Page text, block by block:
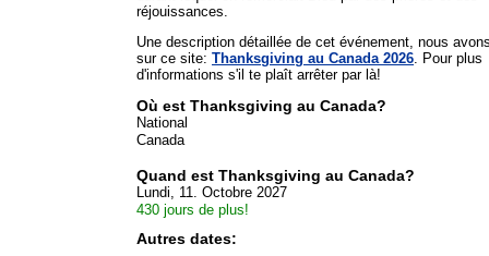
réjouissances.
Une description détaillée de cet événement, nous
sur ce site: Thanksgiving au Canada 2026 . Pour plus
d'informations s'il te plaît arrêter par là!
Où est Thanksgiving au Canada?
National
Canada
Quand est Thanksgiving au Canada?
Lundi, 11. Octobre 2027
430 jours de plus!
Autres dates: